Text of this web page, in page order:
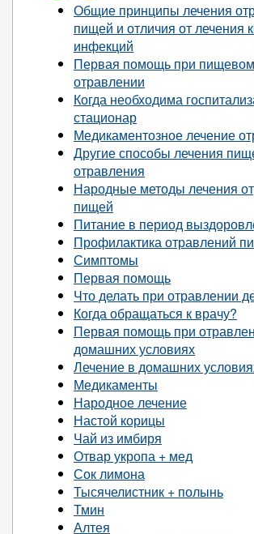
Общие принципы лечения
пищей и отличия от лечения
инфекций
Первая помощь при пищевом
отравлении
Когда необходима
стационар
Медикаментозное лечение
Другие способы лечения
отравления
Народные методы лечения
пищей
Питание в период
Профилактика отравлений
Симптомы
Первая помощь
Что делать при отравлении
Когда обращаться к врачу?
Первая помощь при
домашних условиях
Лечение в домашних
Медикаменты
Народное лечение
Настой корицы
Чай из имбиря
Отвар укропа + мед
Сок лимона
Тысячелистник + полынь
Тмин
Алтея